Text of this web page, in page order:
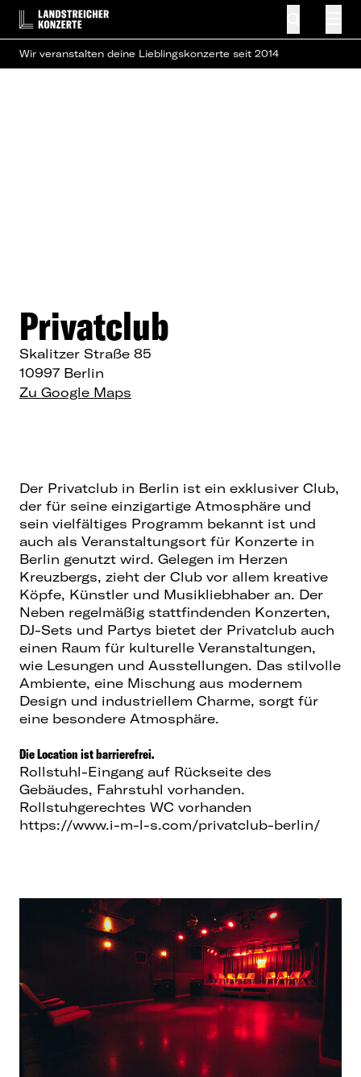
Wir veranstalten deine Lieblingskonzerte seit 2014
Privatclub
Skalitzer Straße 85
10997 Berlin
Zu Google Maps
Der Privatclub in Berlin ist ein exklusiver Club,
der für seine einzigartige Atmosphäre und
sein vielfältiges Programm bekannt ist und
auch als Veranstaltungsort für Konzerte in
Berlin genutzt wird. Gelegen im Herzen
Kreuzbergs, zieht der Club vor allem kreative
Köpfe, Künstler und Musikliebhaber an. Der
Neben regelmäßig stattfindenden Konzerten,
DJ-Sets und Partys bietet der Privatclub auch
einen Raum für kulturelle Veranstaltungen,
wie Lesungen und Ausstellungen. Das stilvolle
Ambiente, eine Mischung aus modernem
Design und industriellem Charme, sorgt für
eine besondere Atmosphäre.
Die Location ist barrierefrei.
Rollstuhl-Eingang auf Rückseite des
Gebäudes, Fahrstuhl vorhanden.
Rollstuhgerechtes WC vorhanden
https://www.i-m-l-s.com/privatclub-berlin/